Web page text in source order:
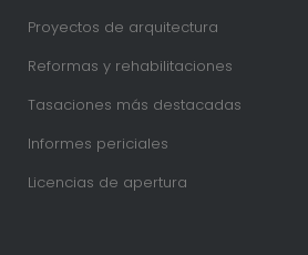
Proyectos de arquitectura
Reformas y rehabilitaciones
Tasaciones más destacadas
Informes periciales
Licencias de apertura